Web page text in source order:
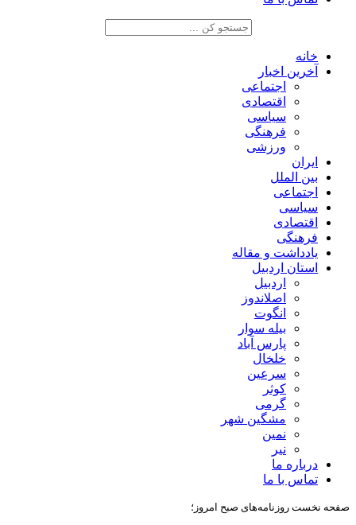
خانه
آخرین اخبار
اجتماعی
اقتصادی
سیاسی
فرهنگی
ورزشی
ایران
بین الملل
اجتماعی
سیاسی
اقتصادی
فرهنگی
یادداشت و مقاله
استان اردبیل
اردبیل
اصلاندوز
انگوت
بیله سوار
پارس آباد
خلخال
سرعین
کوثر
گرمی
مشگین شهر
نمین
نیر
درباره ما
تماس با ما
صفحه نخست روزنامه‌های صبح امروز؛